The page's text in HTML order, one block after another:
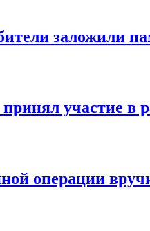
заложили
участие
операции